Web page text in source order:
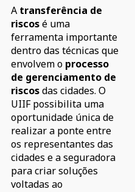
Um pool de risco agrupa
vários contribuintes
paradiversificar os
riscos e distribuir os
custos financeiros
entre eles. Os
mecanismos de pool de
riscosreduzem os
custos operacionais e
as incertezaspor meio
de economias de escala
e diversificação de
portfólio,
respectivamente.